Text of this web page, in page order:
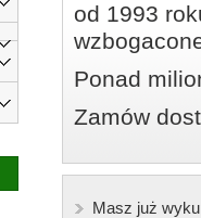
od 1993
Ponad
Zamów
Masz już